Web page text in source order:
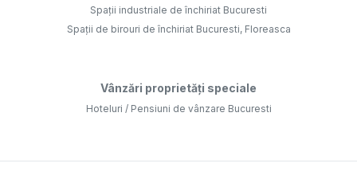
Spații industriale de închiriat Bucuresti
Spații de birouri de închiriat Bucuresti, Floreasca
Vânzări proprietăți speciale
Hoteluri / Pensiuni de vânzare Bucuresti